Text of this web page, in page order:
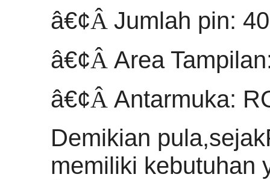
â€¢Â Jumlah pin:
â€¢Â Area
â€¢Â Antarmuka:
Demikian pula,sejak
memiliki kebutuhan